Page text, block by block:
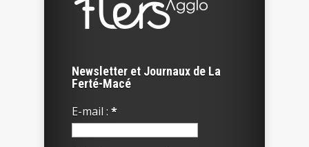
Newsletter et Journaux de La
Ferté-Macé
E-mail : *